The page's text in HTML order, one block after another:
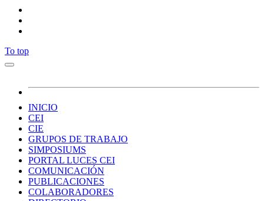
To top
INICIO
CEI
CIE
GRUPOS DE TRABAJO
SIMPOSIUMS
PORTAL LUCES CEI
COMUNICACIÓN
PUBLICACIONES
COLABORADORES